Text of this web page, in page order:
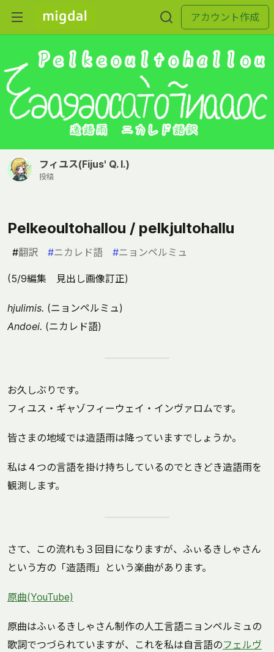
アカウント作成
フィユス(Fijus' Q. I.)
投稿
Pelkeoultohallou / pelkjultohallu
#翻訳 #ニカレド語 #ニョンペルミュ
(5/9編集 見出し画像訂正)
hjulimis. (ニョンペルミュ)
Andoei. (ニカレド語)
お久しぶりです。
フィユス・ギャゾフィーウェイ・インヴァロムです。
皆さまの地域では造語雨は降っていますでしょうか。
私は４つの言語を掛け持ちしているのでときどき造語雨を
観測します。
さて、この流れも３回目になりますが、ふぃるきしゃさん
という方の「造語雨」という楽曲があります。
原曲(YouTube)
原曲はふぃるきしゃさん制作の人工言語ニョンペルミュの
歌詞でつづられていますが、これを私は自言語のフェルヴ